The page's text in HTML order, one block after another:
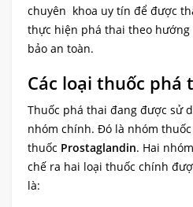
chuyên khoa uy tín để được
thực hiện phá thai theo hướng
bảo an toàn.
Các loại thuốc phá
Thuốc phá thai đang được sử
nhóm chính. Đó là nhóm thuốc
thuốc Prostaglandin. Hai
chế ra hai loại thuốc chính
là: